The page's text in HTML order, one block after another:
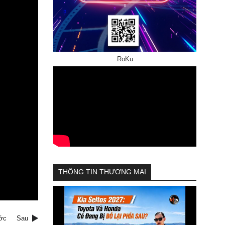
Sau
RoKu
THÔNG TIN THƯƠNG MẠI